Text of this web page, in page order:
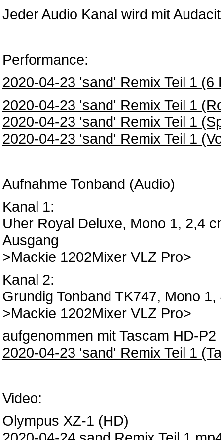
Jeder Audio Kanal wird mit
Performance:
2020-04-23 'sand' Remix Teil 1 (6
2020-04-23 'sand' Remix Teil 1
2020-04-23 'sand' Remix Teil 1
2020-04-23 'sand' Remix Teil 1
Aufnahme Tonband (Audio)
Kanal 1:
Uher Royal Deluxe, Mono 1, 2,4
Ausgang
>Mackie 1202Mixer VLZ Pro>
Kanal 2:
Grundig Tonband TK747, Mono
>Mackie 1202Mixer VLZ Pro>
aufgenommen mit Tascam HD-
2020-04-23 'sand' Remix Teil 1
Video:
Olympus XZ-1 (HD)